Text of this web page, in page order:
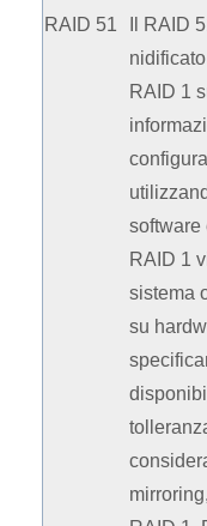
RAID 51
Il RAID
RAID 1
software
RAID 1
sistema
su